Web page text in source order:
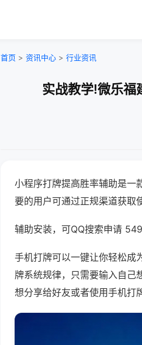
首页 > 资讯中心 > 行业资讯
实战教学!微乐福
小程序打牌提高胜率辅助是一
要的用户可通过正规渠道获取
辅助安装，可QQ搜索申请
手机打牌可以一键让你轻松成
牌系统规律，只需要输入自己
想分享给好友或者使用手机打